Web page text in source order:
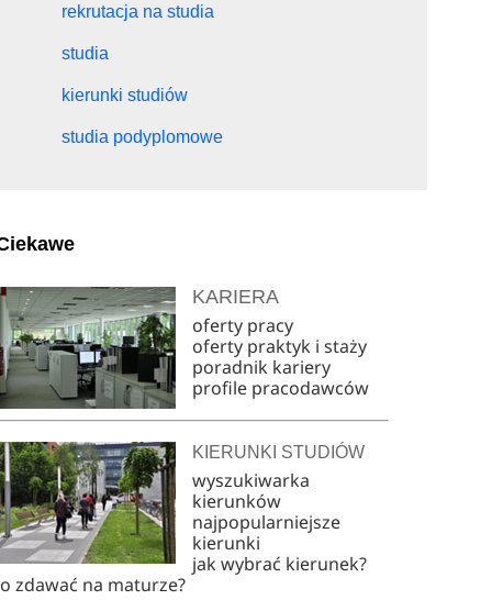
rekrutacja na studia
studia
kierunki studiów
studia podyplomowe
KARIERA
oferty pracy
oferty praktyk i staży
poradnik kariery
profile pracodawców
KIERUNKI STUDIÓW
wyszukiwarka
kierunków
najpopularniejsze
kierunki
jak wybrać kierunek?
zdawać na maturze?